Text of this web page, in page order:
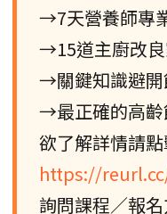
→7天營養師專
→15道主廚改
→關鍵知識避開
→最正確的高齡
欲了解詳情請點
https://
詢問課程／報